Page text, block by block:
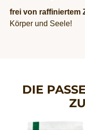
frei von raffiniertem
Körper und Seele!
DIE